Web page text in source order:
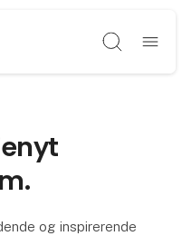
Søg
og inspirerende